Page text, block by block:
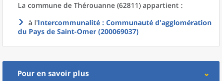
La commune de Thérouanne (62811) appartient :
à l'Intercommunalité : Communauté d'agglomération
du Pays de Saint-Omer (200069037)
Pour en savoir plus